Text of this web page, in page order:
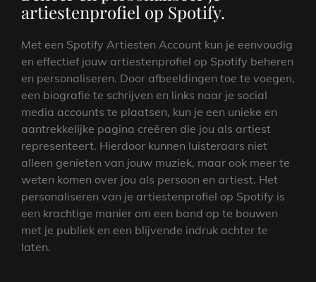
artiestenprofiel op Spotify.
Met een Spotify Artiesten Account kun je eenvoudig
en effectief jouw artiestenprofiel op Spotify beheren
en personaliseren. Door afbeeldingen toe te voegen,
een biografie te schrijven en links naar je social
media accounts te plaatsen, kun je een unieke en
aantrekkelijke pagina creëren die jou als artiest
representeert. Hierdoor kunnen luisteraars niet
alleen genieten van jouw muziek, maar ook meer te
weten komen over jou als persoon en artiest. Het
personaliseren van je artiestenprofiel op Spotify is
een krachtige manier om een band op te bouwen
met je publiek en een blijvende indruk achter te
laten.